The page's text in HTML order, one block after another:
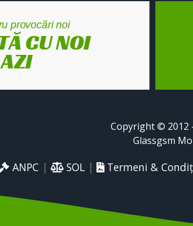
provocări noi
CU NOI
Copyright © 2012
Glassgsm
ANPC | SOL | Termeni &